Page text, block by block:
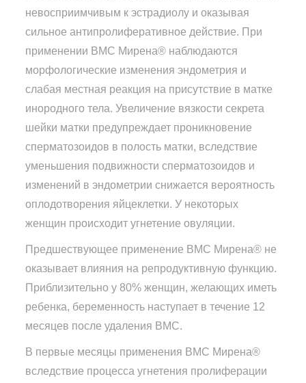
невосприимчивым к эстрадиолу и оказывая
сильное антипролиферативное действие. При
применении ВМС Мирена® наблюдаются
морфологические изменения эндометрия и
слабая местная реакция на присутствие в матке
инородного тела. Увеличение вязкости секрета
шейки матки предупреждает проникновение
сперматозоидов в полость матки, вследствие
уменьшения подвижности сперматозоидов и
изменений в эндометрии снижается вероятность
оплодотворения яйцеклетки. У некоторых
женщин происходит угнетение овуляции.
Предшествующее применение ВМС Мирена® не
оказывает влияния на репродуктивную функцию.
Приблизительно у 80% женщин, желающих иметь
ребенка, беременность наступает в течение 12
месяцев после удаления ВМС.
В первые месяцы применения ВМС Мирена®
вследствие процесса угнетения пролиферации